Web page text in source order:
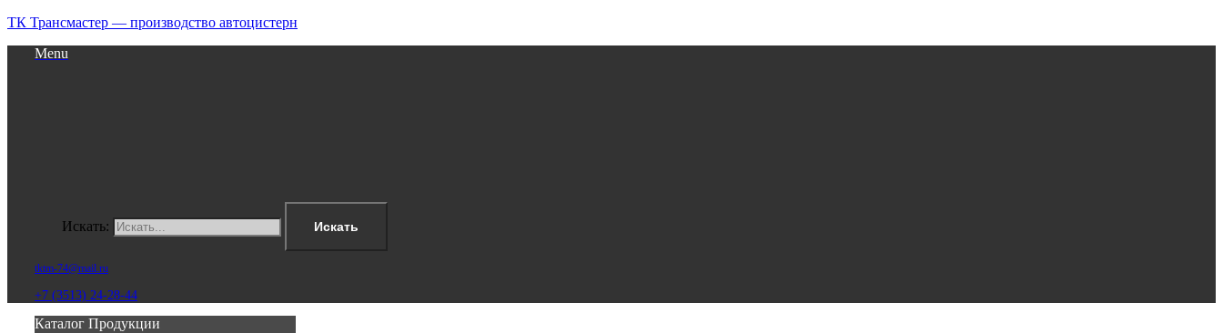
ТК Трансмастер — производство автоцистерн
Menu
Искать: Искать
tktm-74@mail.ru
+7 (3513) 24-28-44
Каталог Продукции